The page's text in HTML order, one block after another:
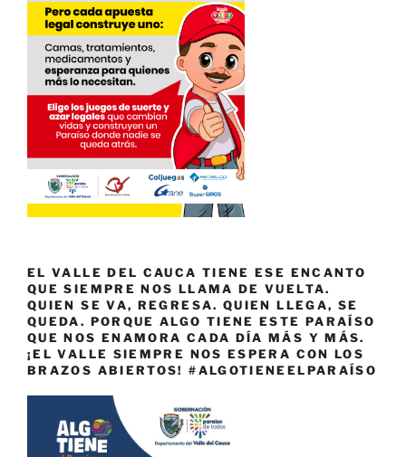
EL VALLE DEL CAUCA TIENE ESE ENCANTO
QUE SIEMPRE NOS LLAMA DE VUELTA.
QUIEN SE VA, REGRESA. QUIEN LLEGA, SE
QUEDA. PORQUE ALGO TIENE ESTE PARAÍSO
QUE NOS ENAMORA CADA DÍA MÁS Y MÁS.
¡EL VALLE SIEMPRE NOS ESPERA CON LOS
BRAZOS ABIERTOS! #ALGOTIENEELPARAÍSO